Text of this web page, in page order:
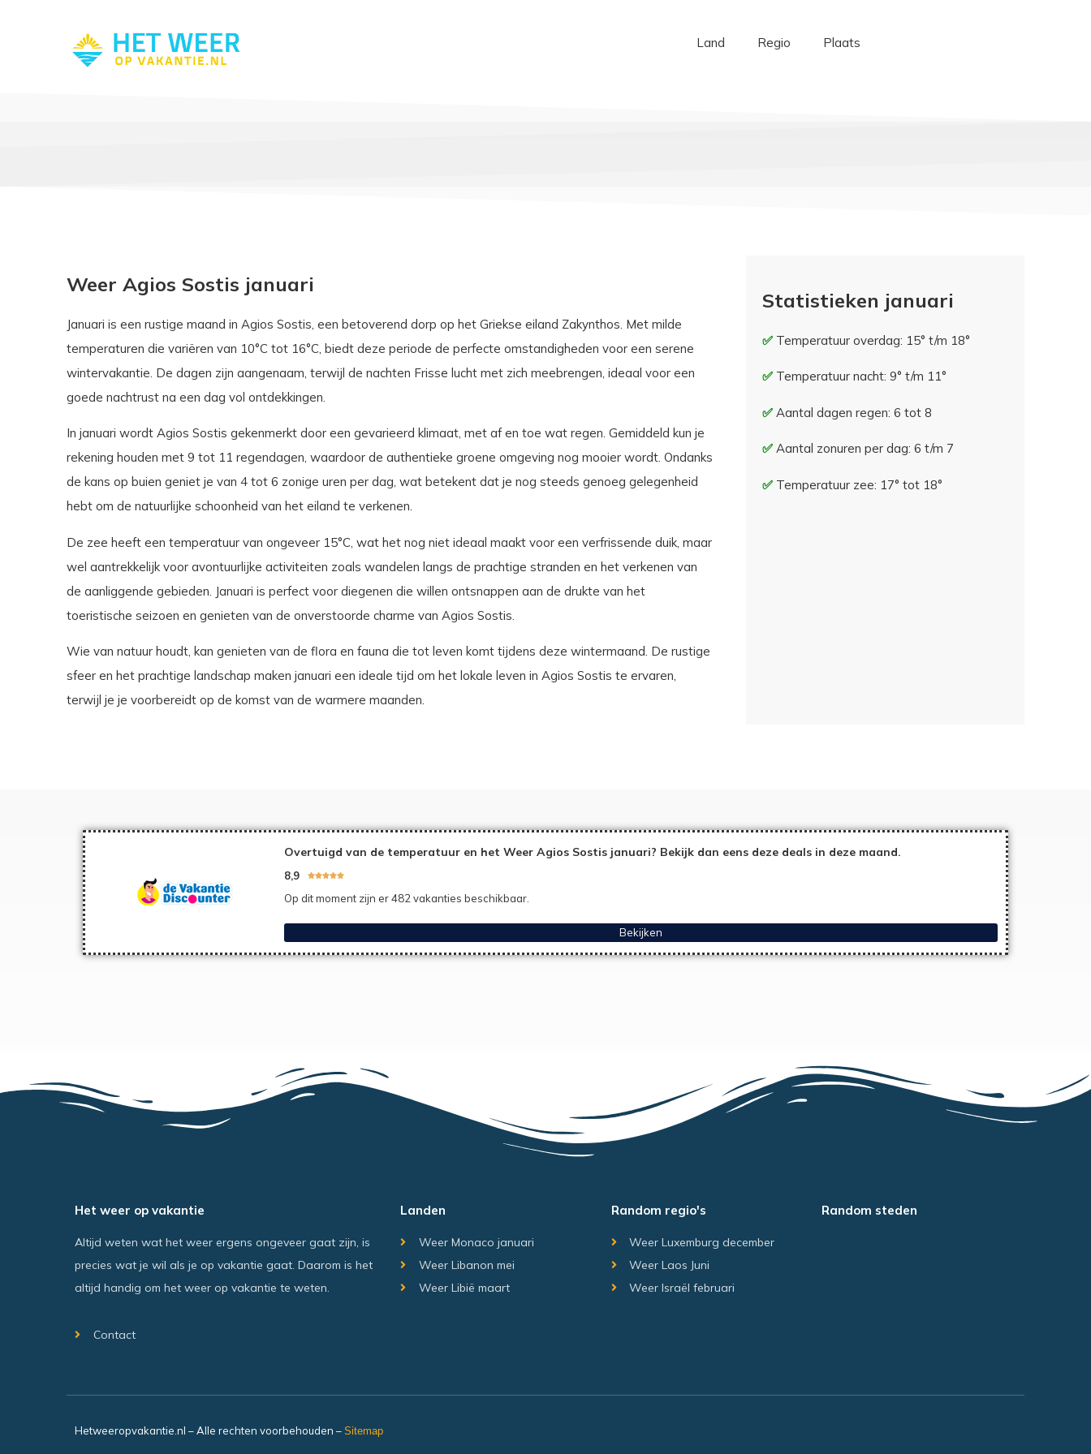
Land Regio Plaats
Weer Agios Sostis januari
Januari is een rustige maand in Agios Sostis, een betoverend dorp op het Griekse eiland Zakynthos. Met milde
temperaturen die variëren van 10°C tot 16°C, biedt deze periode de perfecte omstandigheden voor een serene
wintervakantie. De dagen zijn aangenaam, terwijl de nachten Frisse lucht met zich meebrengen, ideaal voor een
goede nachtrust na een dag vol ontdekkingen.
In januari wordt Agios Sostis gekenmerkt door een gevarieerd klimaat, met af en toe wat regen. Gemiddeld kun je
rekening houden met 9 tot 11 regendagen, waardoor de authentieke groene omgeving nog mooier wordt. Ondanks
de kans op buien geniet je van 4 tot 6 zonige uren per dag, wat betekent dat je nog steeds genoeg gelegenheid
hebt om de natuurlijke schoonheid van het eiland te verkenen.
De zee heeft een temperatuur van ongeveer 15°C, wat het nog niet ideaal maakt voor een verfrissende duik, maar
wel aantrekkelijk voor avontuurlijke activiteiten zoals wandelen langs de prachtige stranden en het verkenen van
de aanliggende gebieden. Januari is perfect voor diegenen die willen ontsnappen aan de drukte van het
toeristische seizoen en genieten van de onverstoorde charme van Agios Sostis.
Wie van natuur houdt, kan genieten van de flora en fauna die tot leven komt tijdens deze wintermaand. De rustige
sfeer en het prachtige landschap maken januari een ideale tijd om het lokale leven in Agios Sostis te ervaren,
terwijl je je voorbereidt op de komst van de warmere maanden.
Statistieken januari
Temperatuur overdag: 15° t/m 18°
Temperatuur nacht: 9° t/m 11°
Aantal dagen regen: 6 tot 8
Aantal zonuren per dag: 6 t/m 7
Temperatuur zee: 17° tot 18°
Overtuigd van de temperatuur en het Weer Agios Sostis januari? Bekijk dan eens deze deals in deze maand.
8,9 
Op dit moment zijn er 482 vakanties beschikbaar.
Bekijken
Het weer op vakantie
Altijd weten wat het weer ergens ongeveer gaat zijn, is
precies wat je wil als je op vakantie gaat. Daarom is het
altijd handig om het weer op vakantie te weten.
Contact
Landen
Weer Monaco januari
Weer Libanon mei
Weer Libië maart
Random regio's
Weer Luxemburg december
Weer Laos Juni
Weer Israël februari
Random steden
Hetweeropvakantie.nl – Alle rechten voorbehouden – Sitemap